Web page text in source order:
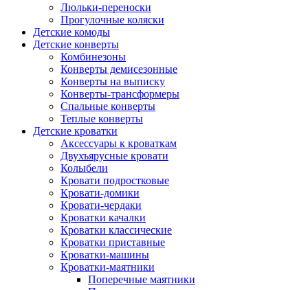
Люльки-переноски
Прогулочные коляски
Детские комоды
Детские конверты
Комбинезоны
Конверты демисезонные
Конверты на выписку
Конверты-трансформеры
Спальные конверты
Теплые конверты
Детские кроватки
Аксессуары к кроваткам
Двухъярусные кровати
Колыбели
Кровати подростковые
Кровати-домики
Кровати-чердаки
Кроватки качалки
Кроватки классические
Кроватки приставные
Кроватки-машины
Кроватки-маятники
Поперечные маятники